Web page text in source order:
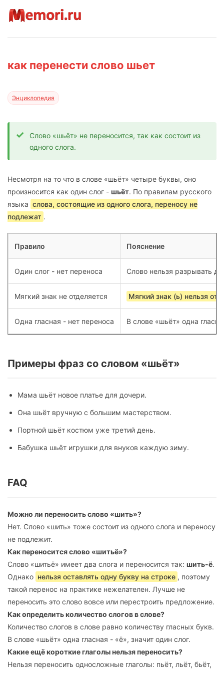
как перенести слово шьет
Энциклопедия
Слово «шьёт» не переносится, так как состоит из
одного слога.
Несмотря на то что в слове «шьёт» четыре буквы, оно
произносится как один слог - шьёт. По правилам русского
языка слова, состоящие из одного слога, переносу не
подлежат .
Правило Пояснение
Один слог - нет переноса Слово нельзя разрывать
Мягкий знак не отделяется Мягкий знак (ь) нельзя
Одна гласная - нет переноса В слове «шьёт» одна
Примеры фраз со словом «шьёт»
Мама шьёт новое платье для дочери.
Она шьёт вручную с большим мастерством.
Портной шьёт костюм уже третий день.
Бабушка шьёт игрушки для внуков каждую зиму.
FAQ
Можно ли переносить слово «шить»?
Нет. Слово «шить» тоже состоит из одного слога и переносу
не подлежит.
Как переносится слово «шитьё»?
Слово «шитьё» имеет два слога и переносится так: шить-ё.
Однако нельзя оставлять одну букву на строке , поэтому
такой перенос на практике нежелателен. Лучше не
переносить это слово вовсе или перестроить предложение.
Как определить количество слогов в слове?
Количество слогов в слове равно количеству гласных букв.
В слове «шьёт» одна гласная - «ё», значит один слог.
Какие ещё короткие глаголы нельзя переносить?
Нельзя переносить односложные глаголы: пьёт, льёт, бьёт,